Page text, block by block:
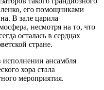
его помощниками
В зале царила
несмотря на то, что
осталась в сердцах
стране.
исполнении ансамбля
хора стала
мероприятия.